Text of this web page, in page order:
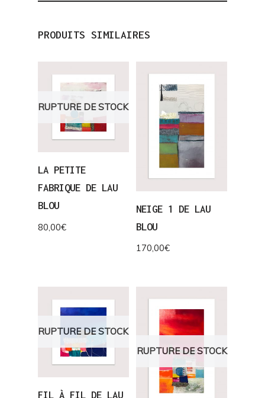
PRODUITS SIMILAIRES
RUPTURE DE STOCK
LA PETITE
FABRIQUE DE LAU
BLOU
80,00€
NEIGE 1 DE LAU
BLOU
170,00€
RUPTURE DE STOCK
FIL À FIL DE LAU
RUPTURE DE STOCK